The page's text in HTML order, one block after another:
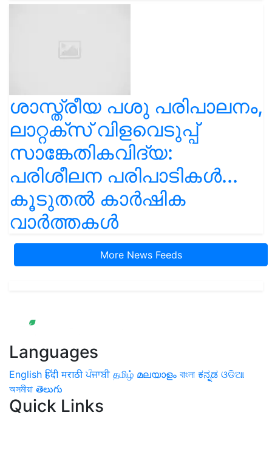
ശാസ്ത്രീയ പശു പരിപാലനം,
ലാറ്റക്സ് വിളവെടുപ്പ്
സാങ്കേതികവിദ്യ:
പരിശീലന പരിപാടികൾ...
കൂടുതൽ കാർഷിക
വാർത്തകൾ
More News Feeds
Languages
English हिंदी मराठी ਪੰਜਾਬੀ தமிழ் മലയാളം বাংলা ಕನ್ನಡ ଓଡିଆ
অসমীয়া తెలుగు
Quick Links